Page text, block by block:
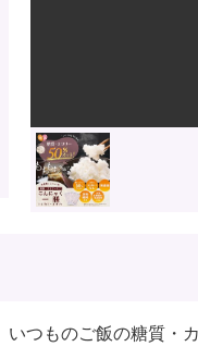
つものご飯の糖質・